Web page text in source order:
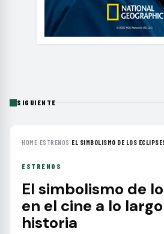
SIGUIENTE
HOME›ESTRENOS ›EL SIMBOLISMO DE LOS
ESTRENOS
El simbolismo de
en el cine a lo
historia